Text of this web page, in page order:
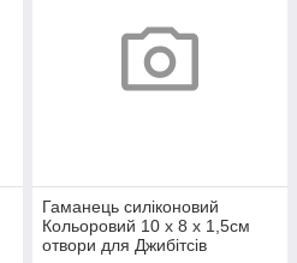
Гаманець силіконовий
Кольоровий 10 х 8 х 1,5см
отвори для Джибітсів